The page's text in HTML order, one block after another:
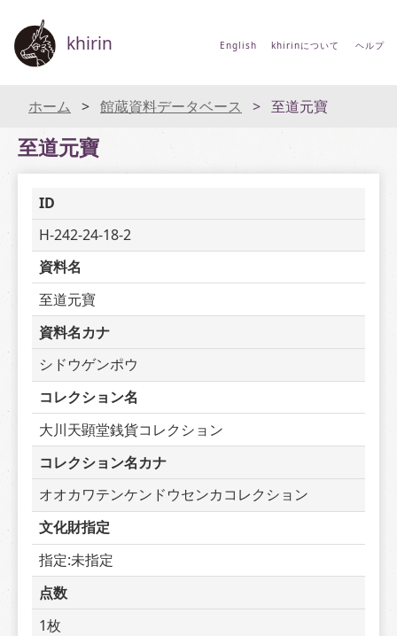
khirin English khirinについて ヘルプ
ホーム 館蔵資料データベース 至道元寶
至道元寶
ID
H-242-24-18-2
資料名
至道元寶
資料名カナ
シドウゲンポウ
コレクション名
大川天顕堂銭貨コレクション
コレクション名カナ
オオカワテンケンドウセンカコレクション
文化財指定
指定:未指定
点数
1枚